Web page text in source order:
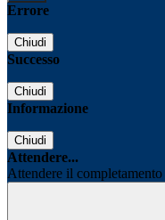
Errore
Chiudi
Successo
Chiudi
Informazione
Chiudi
Attendere...
Attendere il